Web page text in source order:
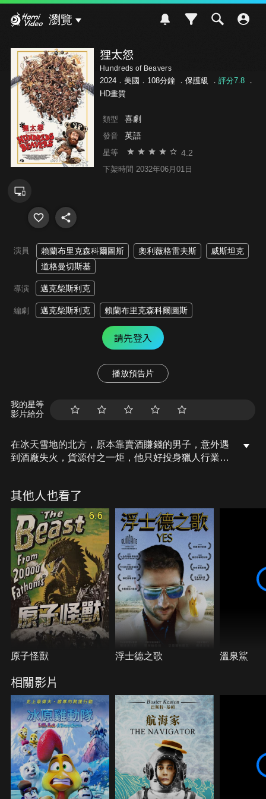
瀏覽
狸太怨
Hundreds of Beavers
2024．美國．108分鐘 ． 保護級 ． 評分7.8．
HD畫質
類型 喜劇
發音 英語
星等 4.2
下架時間 2032年06月01日
演員 賴蘭布里克森科爾圖斯 奧利薇格雷夫斯
威斯坦克
道格曼切斯基
導演 邁克柴斯利克
編劇 邁克柴斯利克 賴蘭布里克森科爾圖斯
請先登入
播放預告片
我的星等
影片給分
在冰天雪地的北方，原本靠賣酒賺錢的男子，意外遇
到酒廠失火，貨源付之一炬，他只好投身獵人行業，
的動作場面，推進到直逼基頓或卓別林的逗趣刺激，
令人腦洞大開，連怪傑名導蓋馬汀都拍手稱奇。
其他人也看了
6.6
原子怪獸 浮士德之歌 溫泉鯊
相關影片